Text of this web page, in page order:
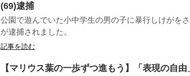
(69)逮捕
公園で遊んでいた小中学生の男の子に暴行しけがを
が逮捕されました。
記事を読む
【マリウス葉の一歩ずつ進もう】「表現の自